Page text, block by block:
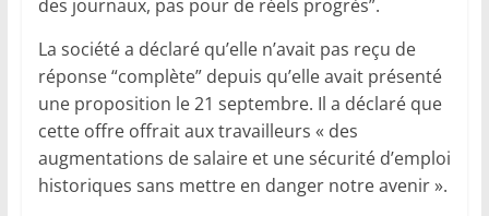
des journaux, pas pour de réels progrès”.
La société a déclaré qu’elle n’avait pas reçu de
réponse “complète” depuis qu’elle avait présenté
une proposition le 21 septembre. Il a déclaré que
cette offre offrait aux travailleurs « des
augmentations de salaire et une sécurité d’emploi
historiques sans mettre en danger notre avenir ».